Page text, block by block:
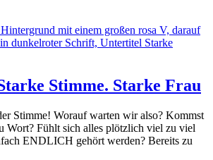
Stimme. Starke Frau
Stimme! Worauf warten wir also? Kommst
Wort? Fühlt sich alles plötzlich viel zu viel
ENDLICH gehört werden? Bereits zu